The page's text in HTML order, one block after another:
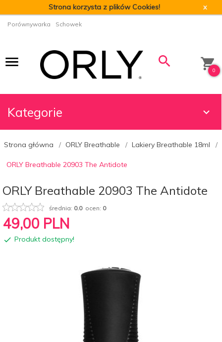
Strona korzysta z plików Cookies! x
Porównywarka Schowek
0
Kategorie
Strona główna ORLY Breathable Lakiery Breathable 18ml
ORLY Breathable 20903 The Antidote
ORLY Breathable 20903 The Antidote
średnia: 0.0ocen: 0
49,00 PLN
Produkt dostępny!